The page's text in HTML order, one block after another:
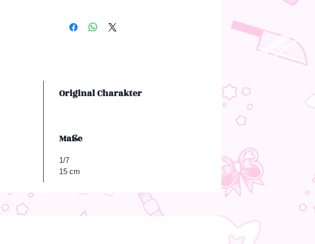
Original Charakter
Maße
1/7
15 cm